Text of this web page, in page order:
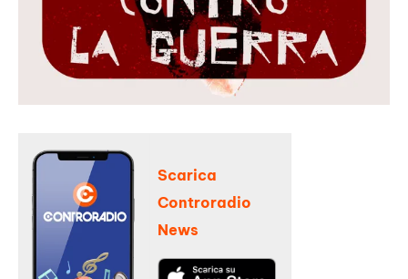
Scarica
Controradio
News